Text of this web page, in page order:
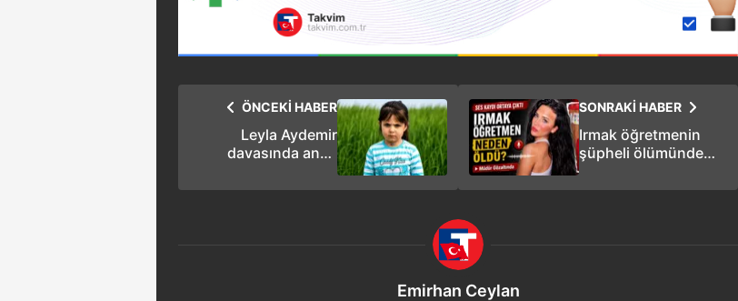
SONRAKİ HABER
Irmak öğretmenin
şüpheli ölümünde
gözaltında
ÖNCEKİ HABER
Leyla Aydemir
davasında anne
karşısına çıkacak
Emirhan Ceylan